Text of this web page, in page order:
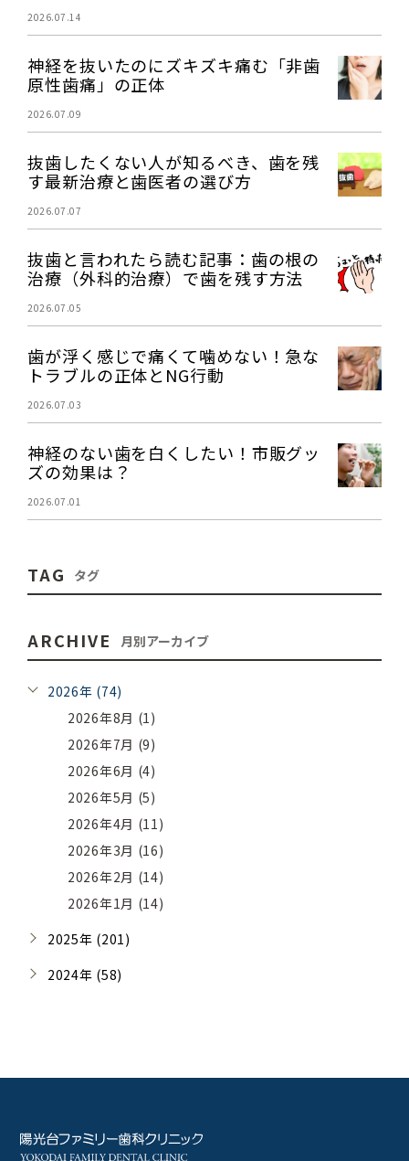
2026.07.14
神経を抜いたのにズキズキ痛む「非歯
原性歯痛」の正体
2026.07.09
抜歯したくない人が知るべき、歯を残
す最新治療と歯医者の選び方
2026.07.07
抜歯と言われたら読む記事：歯の根の
治療（外科的治療）で歯を残す方法
2026.07.05
歯が浮く感じで痛くて噛めない！急な
トラブルの正体とNG行動
2026.07.03
神経のない歯を白くしたい！市販グッ
ズの効果は？
2026.07.01
TAG タグ
ARCHIVE 月別アーカイブ
2026年 (74)
2026年8月 (1)
2026年7月 (9)
2026年6月 (4)
2026年5月 (5)
2026年4月 (11)
2026年3月 (16)
2026年2月 (14)
2026年1月 (14)
2025年 (201)
2024年 (58)